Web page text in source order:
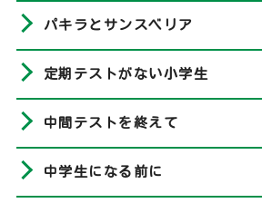
パキラとサンスベリア
定期テストがない小学生
中間テストを終えて
中学生になる前に